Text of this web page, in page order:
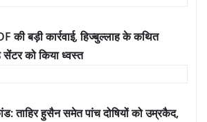
की बड़ी कार्रवाई, हिज्बुल्लाह के कथित
को किया ध्वस्त
ताहिर हुसैन समेत पांच दोषियों को उम्रकैद,